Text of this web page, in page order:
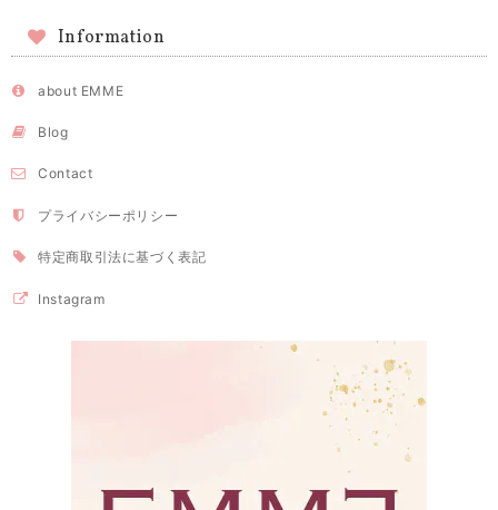
Information
about EMME
Blog
Contact
プライバシーポリシー
特定商取引法に基づく表記
Instagram